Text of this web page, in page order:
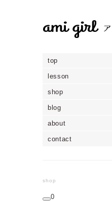
top
lesson
shop
blog
about
contact
shop
0